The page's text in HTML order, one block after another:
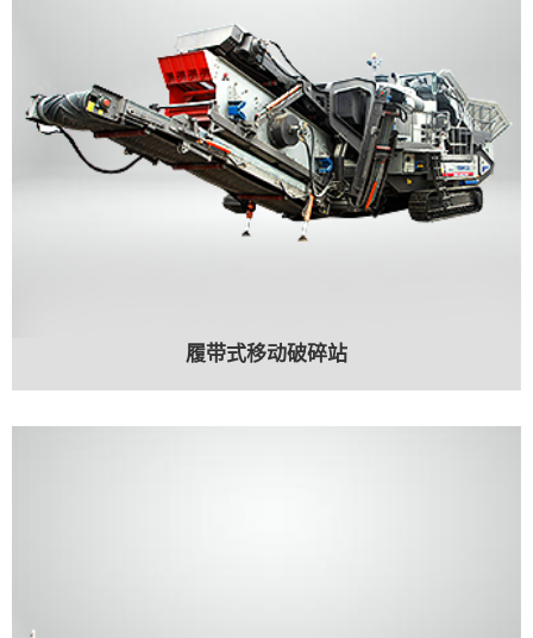
履带式移动破碎站